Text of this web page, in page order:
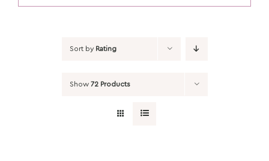
Sort by Rating
Show 72 Products